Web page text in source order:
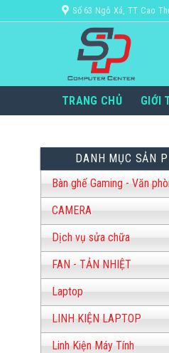
qua
Số 63 Ngô Xá, TT Cao
TRANG CHỦ GIỚI
DANH MỤC SẢN
Bàn ghế Gaming - Văn
CAMERA
Dịch vụ sửa chữa
FAN - TẢN NHIỆT
Laptop
LINH KIỆN LAPTOP
Linh Kiện Máy Tính